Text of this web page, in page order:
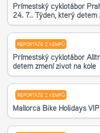
Příměstský cyklotábor
24. 7.. Týden, který
REPORTÁŽE Z KEMPŮ
Příměstský cyklotábor
dětem změní život na kole
REPORTÁŽE Z KEMPŮ
Mallorca Bike Holidays